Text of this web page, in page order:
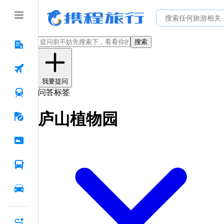
搜索
我要提问
问答标签
庐山植物园